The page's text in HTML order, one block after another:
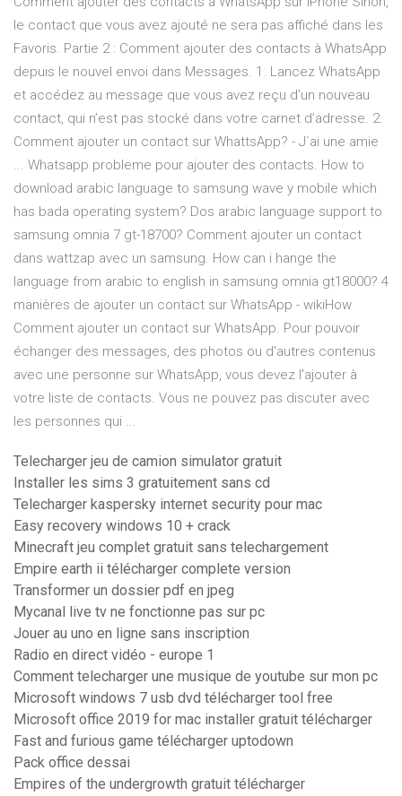
le contact que vous avez ajouté ne sera pas affiché dans les
Favoris. Partie 2 : Comment ajouter des contacts à WhatsApp
depuis le nouvel envoi dans Messages. 1. Lancez WhatsApp
et accédez au message que vous avez reçu d’un nouveau
contact, qui n’est pas stocké dans votre carnet d’adresse. 2.
Comment ajouter un contact sur WhattsApp? - J`ai une amie
... Whatsapp probleme pour ajouter des contacts. How to
download arabic language to samsung wave y mobile which
has bada operating system? Dos arabic language support to
samsung omnia 7 gt-18700? Comment ajouter un contact
dans wattzap avec un samsung. How can i hange the
language from arabic to english in samsung omnia gt18000? 4
manières de ajouter un contact sur WhatsApp - wikiHow
Comment ajouter un contact sur WhatsApp. Pour pouvoir
échanger des messages, des photos ou d'autres contenus
avec une personne sur WhatsApp, vous devez l'ajouter à
votre liste de contacts. Vous ne pouvez pas discuter avec
les personnes qui ...
Telecharger jeu de camion simulator gratuit
Installer les sims 3 gratuitement sans cd
Telecharger kaspersky internet security pour mac
Easy recovery windows 10 + crack
Minecraft jeu complet gratuit sans telechargement
Empire earth ii télécharger complete version
Transformer un dossier pdf en jpeg
Mycanal live tv ne fonctionne pas sur pc
Jouer au uno en ligne sans inscription
Radio en direct vidéo - europe 1
Comment telecharger une musique de youtube sur mon pc
Microsoft windows 7 usb dvd télécharger tool free
Microsoft office 2019 for mac installer gratuit télécharger
Fast and furious game télécharger uptodown
Pack office dessai
Empires of the undergrowth gratuit télécharger